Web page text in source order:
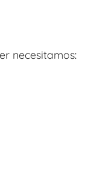
necesitamos: